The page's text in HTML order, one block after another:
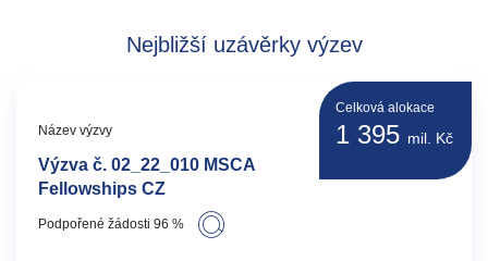
Nejbližší uzávěrky výzev
Celková alokace
1 395 mil. Kč
Název výzvy
Výzva č. 02_22_010 MSCA
Fellowships CZ
Podpořené žádosti 96 %